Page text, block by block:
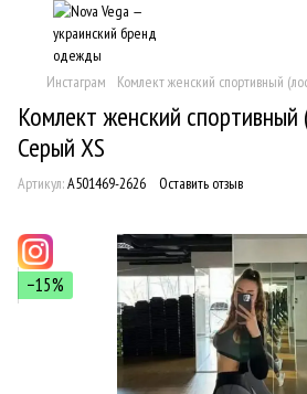
Инстаграм Комлект женский спортивный
Комлект женский
Серый XS
Артикул:A501469-2626 Оставить отзыв
−15%